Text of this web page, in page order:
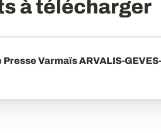
à télécharger
Varmaïs ARVALIS-